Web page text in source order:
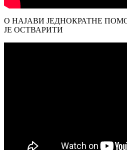
О НАЈАВИ ЈЕДНОКРАТНЕ
ЈЕ ОСТВАРИТИ